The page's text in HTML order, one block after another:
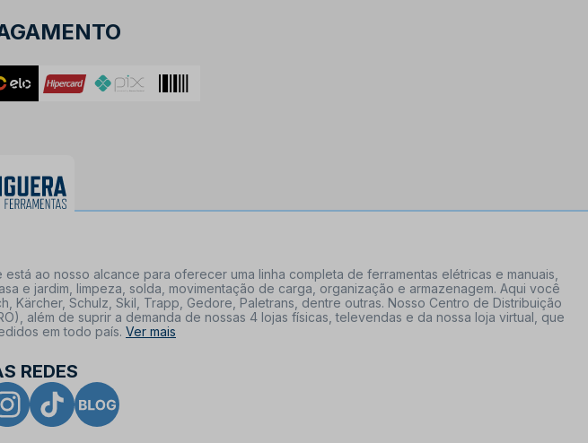
ao nosso alcance para oferecer uma linha completa de ferramentas elétricas e manuais,
e jardim, limpeza, solda, movimentação de carga, organização e armazenagem. Aqui você
Kärcher, Schulz, Skil, Trapp, Gedore, Paletrans, dentre outras. Nosso Centro de Distribuição
além de suprir a demanda de nossas 4 lojas físicas, televendas e da nossa loja virtual, que
em todo país. Ver mais
REDES